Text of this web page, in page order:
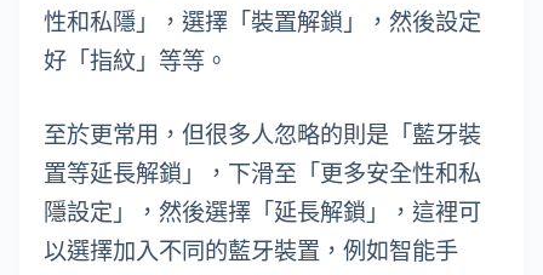
性和私隱」，選擇「裝置解鎖」，然後設定
好「指紋」等等。
至於更常用，但很多人忽略的則是「藍牙裝
置等延長解鎖」，下滑至「更多安全性和私
隱設定」，然後選擇「延長解鎖」，這裡可
以選擇加入不同的藍牙裝置，例如智能手